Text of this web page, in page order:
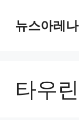
content뉴스아레나
타우린